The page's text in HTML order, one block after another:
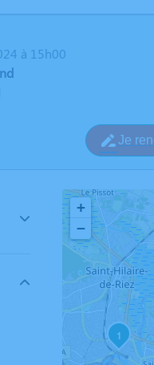
à 15h00
Je
1
+
−